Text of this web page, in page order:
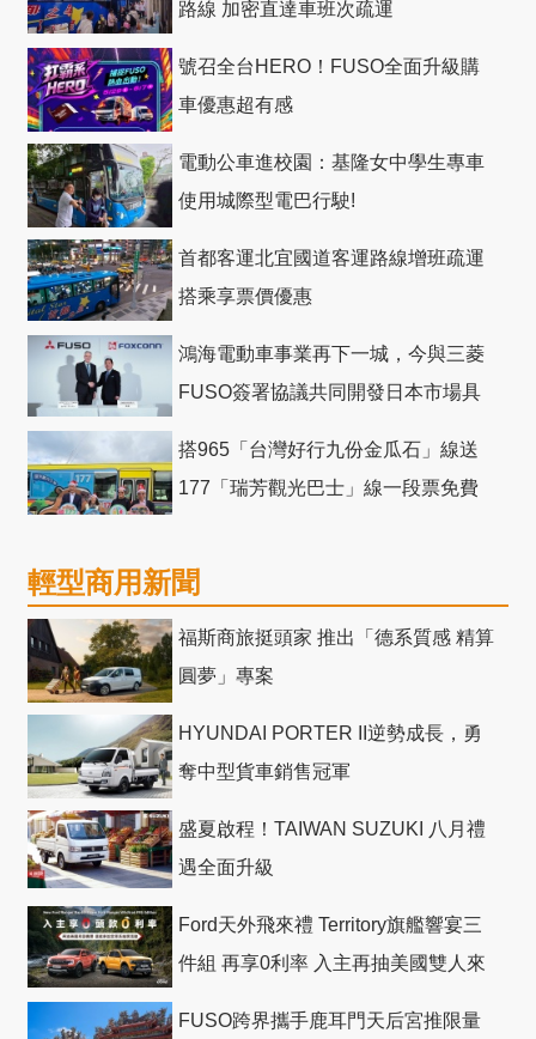
路線 加密直達車班次疏運
號召全台HERO！FUSO全面升級購
車優惠超有感
電動公車進校園：基隆女中學生專車
使用城際型電巴行駛!
首都客運北宜國道客運路線增班疏運
搭乘享票價優惠
鴻海電動車事業再下一城，今與三菱
FUSO簽署協議共同開發日本市場具
搭965「台灣好行九份金瓜石」線送
177「瑞芳觀光巴士」線一段票免費
輕型商用新聞
福斯商旅挺頭家 推出「德系質感 精算
圓夢」專案
HYUNDAI PORTER II逆勢成長，勇
奪中型貨車銷售冠軍
盛夏啟程！TAIWAN SUZUKI 八月禮
遇全面升級
Ford天外飛來禮 Territory旗艦響宴三
件組 再享0利率 入主再抽美國雙人來
FUSO跨界攜手鹿耳門天后宮推限量